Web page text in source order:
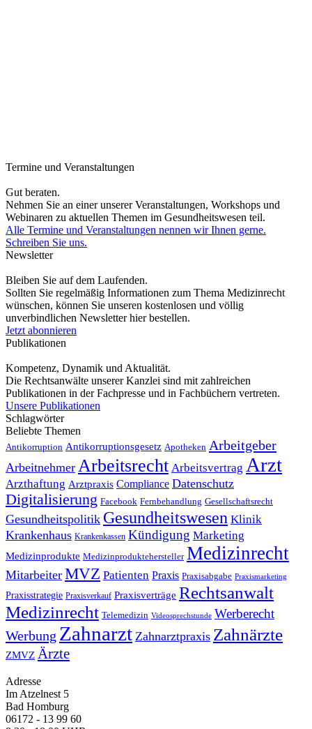
Termine und Veranstaltungen
Gut beraten.
Nehmen Sie an einer unserer Veranstaltungen, Workshops und
Webinaren zu aktuellen Themen im Gesundheitswesen teil.
Alle Termine und Veranstaltungen nennen wir Ihnen gerne.
Schreiben Sie uns.
Newsletter
Bleiben Sie auf dem Laufenden.
Sollten Sie regelmäßig Informationen zum Thema Medizinrecht
wünschen, können Sie unseren kostenlosen und völlig
unverbindlichen Newsletter hier bestellen.
Jetzt abonnieren
Publikationen
Kompetenz, Dynamik und Aktualität.
Die Rechtsanwälte unserer Kanzlei sind mit zahlreichen
Publikationen in der Fachpresse und in Fachbüchern vertreten.
Unsere Publikationen
Schlagwörter
Beliebte Themen
Antikorruption Antikorruptionsgesetz Apotheken Arbeitgeber
Arbeitnehmer Arbeitsrecht Arbeitsvertrag Arzt
Arzthaftung Arztpraxis Compliance Datenschutz
Digitalisierung Facebook Fernbehandlung Gesellschaftsrecht
Gesundheitspolitik Gesundheitswesen Klinik
Krankenhaus Krankenkassen Kündigung Marketing
Medizinprodukte Medizinproduktehersteller Medizinrecht
Mitarbeiter MVZ Patienten Praxis Praxisabgabe Praxismarketing
Praxisstrategie Praxisverkauf Praxisverträge Rechtsanwalt
Medizinrecht Telemedizin Videosprechstunde Werberecht
Werbung Zahnarzt Zahnarztpraxis Zahnärzte
ZMVZ Ärzte
Adresse
Im Atzelnest 5
Bad Homburg
06172 - 13 99 60